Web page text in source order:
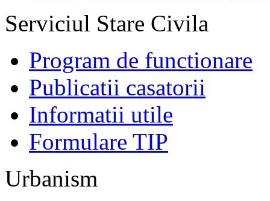
Serviciul Stare Civila
Program de functionare
Publicatii casatorii
Informatii utile
Formulare TIP
Urbanism